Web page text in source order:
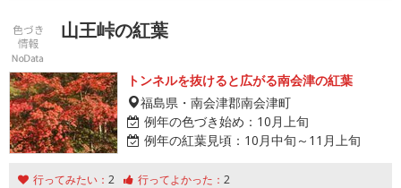
山王峠の紅葉
トンネルを抜けると広がる南会津の紅葉
福島県・南会津郡南会津町
例年の色づき始め： 10月上旬
例年の紅葉見頃： 10月中旬～11月上旬
行ってみたい： 2 行ってよかった： 2